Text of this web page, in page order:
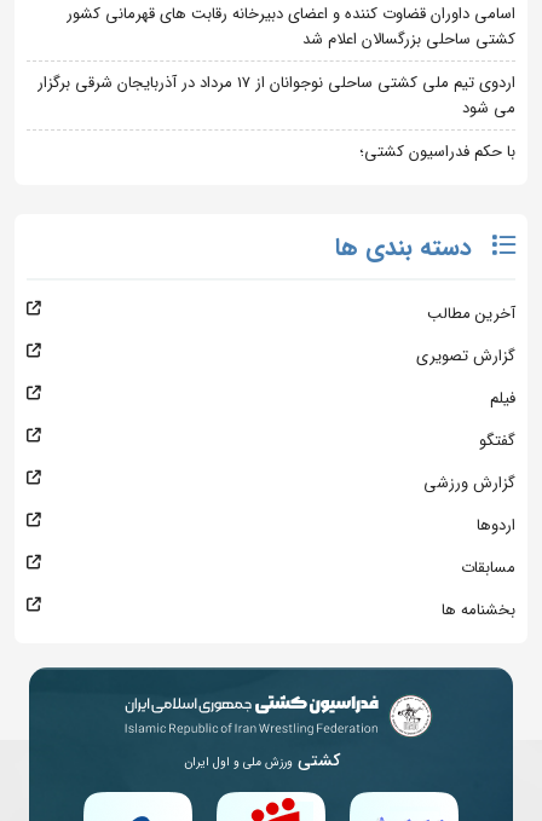
اسامی داوران قضاوت کننده و اعضای دبیرخانه رقابت های قهرمانی کشور
کشتی ساحلی بزرگسالان اعلام شد
اردوی تیم ملی کشتی ساحلی نوجوانان از 17 مرداد در آذربایجان شرقی برگزار
می شود
با حکم فدراسیون کشتی؛
دسته بندی ها
آخرین مطالب
گزارش تصویری
فیلم
گفتگو
گزارش ورزشی
اردوها
مسابقات
بخشنامه ها
کشتی ورزش ملی و اول ایران